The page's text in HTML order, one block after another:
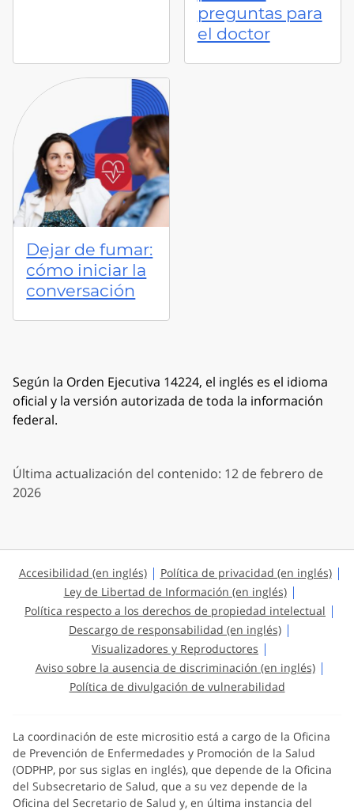
preguntas para
el doctor
Dejar de fumar:
cómo iniciar la
conversación
Según la Orden Ejecutiva 14224, el inglés es el idioma
oficial y la versión autorizada de toda la información
federal.
Última actualización del contenido: 12 de febrero de
2026
Accesibilidad (en inglés)
Política de privacidad (en inglés)
Ley de Libertad de Información (en inglés)
Política respecto a los derechos de propiedad intelectual
Descargo de responsabilidad (en inglés)
Visualizadores y Reproductores
Aviso sobre la ausencia de discriminación (en inglés)
Política de divulgación de vulnerabilidad
La coordinación de este micrositio está a cargo de la Oficina
de Prevención de Enfermedades y Promoción de la Salud
(ODPHP, por sus siglas en inglés), que depende de la Oficina
del Subsecretario de Salud, que a su vez depende de la
Oficina del Secretario de Salud y, en última instancia del